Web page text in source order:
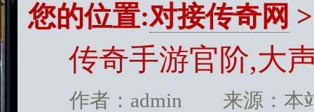
您的位置:对接传奇网
传奇手游官阶,大
作者：admin 来源：本